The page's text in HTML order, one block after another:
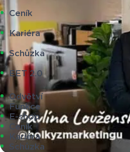
Ceník
Kariéra
Schůzka
EET 2.0
Odvětví
Funkce
E-shop
Ceník
Kariéra
Schůzka